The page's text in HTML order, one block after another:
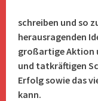
schreiben und so
herausragenden
großartige Aktion
und tatkräftigen
Erfolg sowie das
kann.